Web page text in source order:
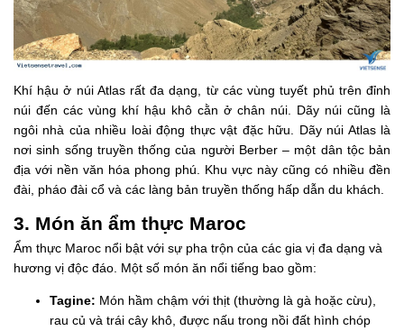
Khí hậu ở núi Atlas rất đa dạng, từ các vùng tuyết phủ trên đỉnh
núi đến các vùng khí hậu khô cằn ở chân núi. Dãy núi cũng là
ngôi nhà của nhiều loài động thực vật đặc hữu. Dãy núi Atlas là
nơi sinh sống truyền thống của người Berber – một dân tộc bản
địa với nền văn hóa phong phú. Khu vực này cũng có nhiều đền
đài, pháo đài cổ và các làng bản truyền thống hấp dẫn du khách.
3. Món ăn ẩm thực Maroc
Ẩm thực Maroc nổi bật với sự pha trộn của các gia vị đa dạng và
hương vị độc đáo. Một số món ăn nổi tiếng bao gồm:
Tagine: Món hầm chậm với thịt (thường là gà hoặc cừu),
rau củ và trái cây khô, được nấu trong nồi đất hình chóp